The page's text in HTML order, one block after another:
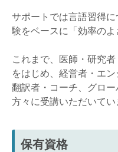
サポートでは言語習得
験をベースに「効率のよ
これまで、医師・研究
をはじめ、経営者・エ
翻訳者・コーチ、グロ
方々に受講いただいてい
保有資格